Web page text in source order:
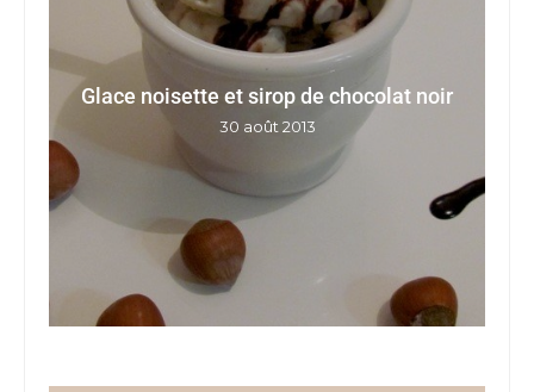
Glace noisette et sirop de chocolat noir
30 août 2013